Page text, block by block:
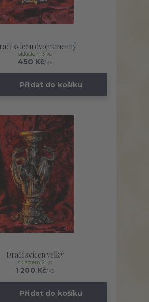
svícen dvojramenný
450 Kč/ks
skladem 3 ks
Přidat do košíku
Dračí svícen velký
1 200 Kč/ks
skladem 2 ks
Přidat do košíku